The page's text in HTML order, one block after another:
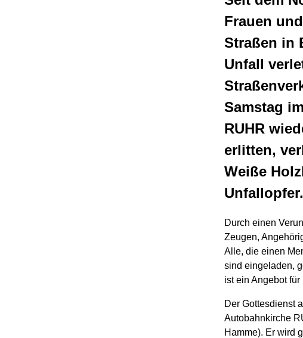
Frauen
Straßen in
Unfall
Samstag
RUHR
erlitten,
Weiße
Unfallopfer.
Durch einen
Zeugen,
Alle, die einen
sind eingeladen,
ist ein Angebot
Der Gottesdienst
Autobahnkirche
Hamme). Er wird